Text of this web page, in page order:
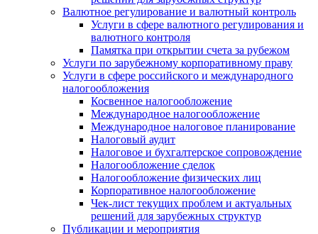
Валютное регулирование и валютный контроль
Услуги в сфере валютного регулирования и
валютного контроля
Памятка при открытии счета за рубежом
Услуги по зарубежному корпоративному праву
Услуги в сфере российского и международного
налогообложения
Косвенное налогообложение
Международное налогообложение
Международное налоговое планирование
Налоговый аудит
Налоговое и бухгалтерское сопровождение
Налогообложение сделок
Налогообложение физических лиц
Корпоративное налогообложение
Чек-лист текущих проблем и актуальных
решений для зарубежных структур
Публикации и мероприятия